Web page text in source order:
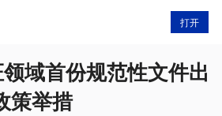
打开
域首份规范性文件出
策举措